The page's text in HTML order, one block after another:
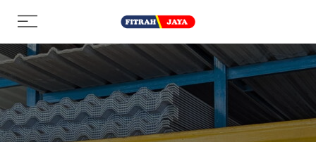
content
Menu